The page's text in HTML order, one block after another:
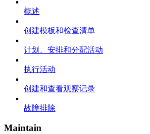
概述
创建模板和检查清单
计划、安排和分配活动
执行活动
创建和查看观察记录
故障排除
Maintain